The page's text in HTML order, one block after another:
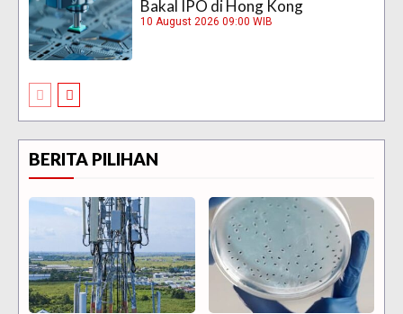
Bakal IPO di Hong Kong
10 August 2026 09:00 WIB
BERITA PILIHAN